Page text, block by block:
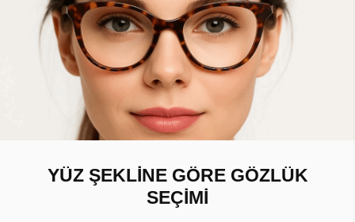
YÜZ ŞEKLİNE GÖRE GÖZLÜK
SEÇİMİ